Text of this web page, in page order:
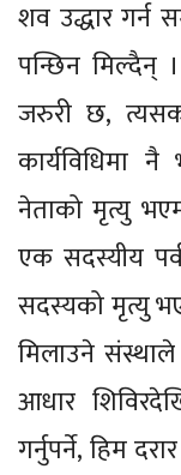
शव उद्धार गर्न
पन्छिन
जरुरी छ,
कार्यविधिमा
नेताको मृत्यु
एक सदस्यीय
सदस्यको मृत्यु
मिलाउने
आधार
गर्नुपर्ने, हिम